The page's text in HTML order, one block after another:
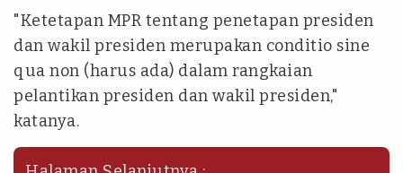
"Ketetapan MPR tentang penetapan presiden
dan wakil presiden merupakan conditio sine
qua non (harus ada) dalam rangkaian
pelantikan presiden dan wakil presiden,"
katanya.